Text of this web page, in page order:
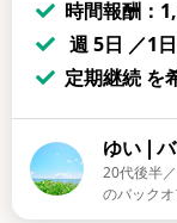
時間報酬：
週 5日 ／1
定期継続 を
ゆい❘
20代後半
のバックオ